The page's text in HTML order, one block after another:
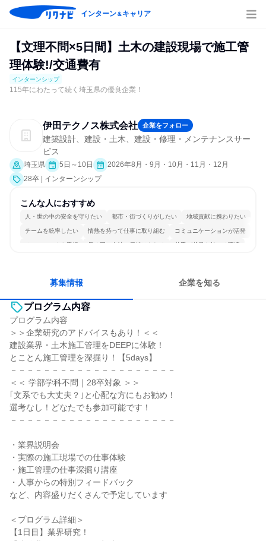
インターン＆キャリア
【文理不問×5日間】土木の建設現場で施工管
理体験!/交通費有
インターンシップ
115年にわたって続く埼玉県の優良企業！
伊田テクノス株式会社 企業をフォロー
建築設計、建設・土木、建設・修理・メンテナンスサー
ビス
埼玉県 5日～10日
2026年8月・9月・10月・11月・12月
28卒 | インターンシップ
こんな人におすすめ
人・世の中の安全を守りたい 都市・街づくりがしたい 地域貢献に携わりたい
チームを統率したい 情熱を持って仕事に取り組む コミュニケーションが活発
チームワークを重視 長く同じ会社に居続けられる 若手が裁量を持てる環境
募集情報 企業を知る
プログラム内容
プログラム内容
＞＞企業研究のアドバイスもあり！＜＜
建設業界・土木施工管理をDEEPに体験！
とことん施工管理を深掘り！【5days】
－－－－－－－－－－－－－－－－－－－－
＜＜ 学部学科不問｜28卒対象 ＞＞
｢文系でも大丈夫？｣と心配な方にもお勧め！
選考なし！どなたでも参加可能です！
－－－－－－－－－－－－－－－－－－－－
・業界説明会
・実際の施工現場での仕事体験
・施工管理の仕事深掘り講座
・人事からの特別フィードバック
など、内容盛りだくさんで予定しています
＜プログラム詳細＞
【1日目】業界研究！